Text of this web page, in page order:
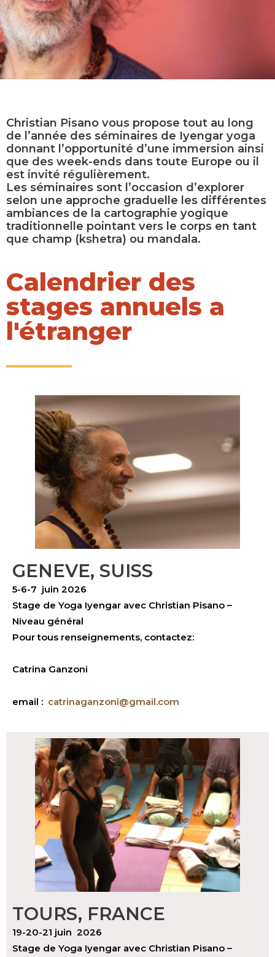
Christian Pisano vous propose tout au long
de l’année des séminaires de Iyengar yoga
donnant l’opportunité d’une immersion ainsi
que des week-ends dans toute Europe ou il
est invité régulièrement.
Les séminaires sont l’occasion d’explorer
selon une approche graduelle les différentes
ambiances de la cartographie yogique
traditionnelle pointant vers le corps en tant
que champ (kshetra) ou mandala.
Calendrier des
stages annuels a
l'étranger
GENEVE, SUISS
5-6-7 juin 2026
Stage de Yoga Iyengar avec Christian Pisano –
Niveau général
Pour tous renseignements, contactez:
Catrina Ganzoni
email : catrinaganzoni@gmail.com
TOURS, FRANCE
19-20-21 juin 2026
Stage de Yoga Iyengar avec Christian Pisano –